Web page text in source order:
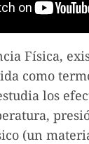
Física,
como
los
(un